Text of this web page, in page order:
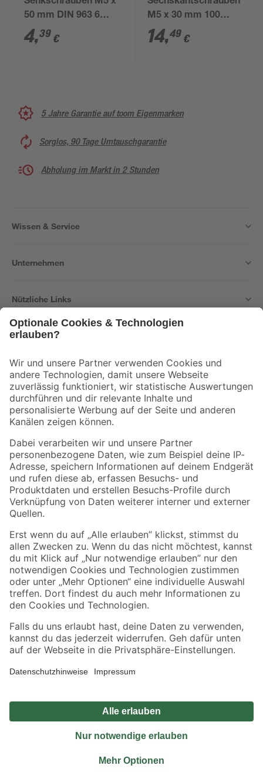
50 mm DIN 963 6
Stück
4,39 €
M5 x 30 mm 100
Stück
14,49 €
5 Jahre Garantie auf toom Eigenmarken
Sorglos, 90 Tage Umtauschgarantie
Abholung im Markt in 2 Stunden
Wissen & Service
Unternehmen
Nützliche Links
Der toom Newsletter: Keine Angebote und Aktionen mehr verpassen!
Zur Newsletter Anmeldung
Folge uns
Zahlungsarten Versandarten
Sicher einkaufen
Jetzt die toom-App herunterladen
Alle Preisangaben in EUR inkl. gesetzl. MwSt.. Die dargestellten Angebote sind unter
Umständen nicht in allen Märkten verfügbar. Die angegebenen Verfügbarkeiten beziehen
Produkte nur solange der Vorrat reicht.
*Paketversand ab 59 € versandkostenfrei, gilt nicht für Artikel mit Speditionsversand, hier
Privatsphäre Impressum
Nutzungsbedingungen
Widerrufsrecht
Vertrag widerrufen
© 2026 toom Baumarkt GmbH